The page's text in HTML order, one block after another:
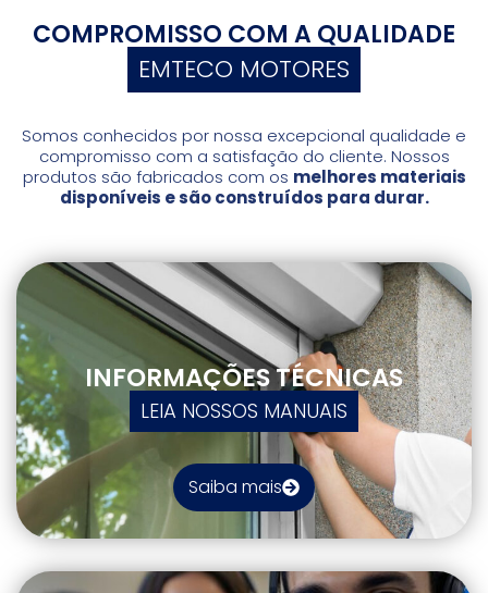
COMPROMISSO COM A QUALIDADE
EMTECO MOTORES
Somos conhecidos por nossa excepcional qualidade e
compromisso com a satisfação do cliente. Nossos
produtos são fabricados com os melhores materiais
disponíveis e são construídos para durar.
INFORMAÇÕES TÉCNICAS
LEIA NOSSOS MANUAIS
Saiba mais